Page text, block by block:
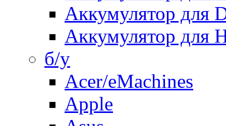
Аккумулятор для
Аккумулятор для
б/у
Acer/eMachines
Apple